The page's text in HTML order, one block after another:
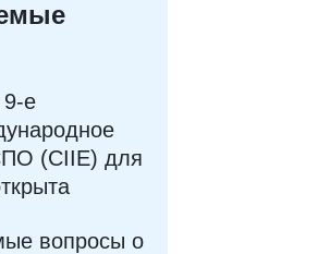
9-е
(CIIE) для
вопросы о